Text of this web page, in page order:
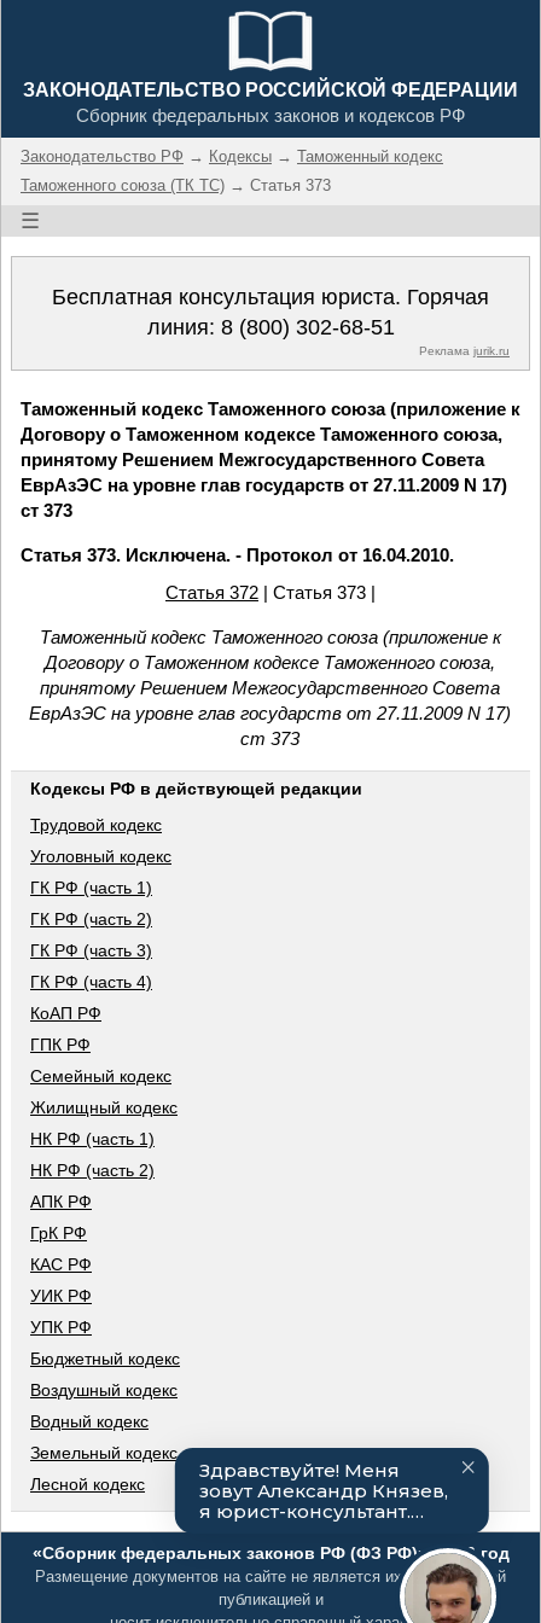
ЗАКОНОДАТЕЛЬСТВО РОССИЙСКОЙ ФЕДЕРАЦИИ
Сборник федеральных законов и кодексов РФ
Законодательство РФ → Кодексы → Таможенный кодекс
Таможенного союза (ТК ТС) → Статья 373
☰
Бесплатная консультация юриста. Горячая
линия: 8 (800) 302-68-51
Реклама jurik.ru
Таможенный кодекс Таможенного союза (приложение к
Договору о Таможенном кодексе Таможенного союза,
принятому Решением Межгосударственного Совета
ЕврАзЭС на уровне глав государств от 27.11.2009 N 17)
ст 373
Статья 373. Исключена. - Протокол от 16.04.2010.
Статья 372| Статья 373 |
Таможенный кодекс Таможенного союза (приложение к
Договору о Таможенном кодексе Таможенного союза,
принятому Решением Межгосударственного Совета
ЕврАзЭС на уровне глав государств от 27.11.2009 N 17)
ст 373
Кодексы РФ в действующей редакции
Трудовой кодекс
Уголовный кодекс
ГК РФ (часть 1)
ГК РФ (часть 2)
ГК РФ (часть 3)
ГК РФ (часть 4)
КоАП РФ
ГПК РФ
Семейный кодекс
Жилищный кодекс
НК РФ (часть 1)
НК РФ (часть 2)
АПК РФ
ГрК РФ
КАС РФ
УИК РФ
УПК РФ
Бюджетный кодекс
Воздушный кодекс
Водный кодекс
Земельный кодекс
Лесной кодекс
«Сборник федеральных законов РФ (ФЗ РФ)», 2026 год
Размещение документов на сайте не является их официальной
публикацией и